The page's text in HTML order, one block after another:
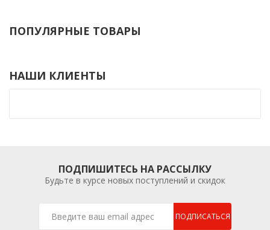
ПОПУЛЯРНЫЕ ТОВАРЫ
НАШИ КЛИЕНТЫ
ПОДПИШИТЕСЬ НА РАССЫЛКУ
Будьте в курсе новых поступлений и скидок
ПОДПИСАТЬСЯ